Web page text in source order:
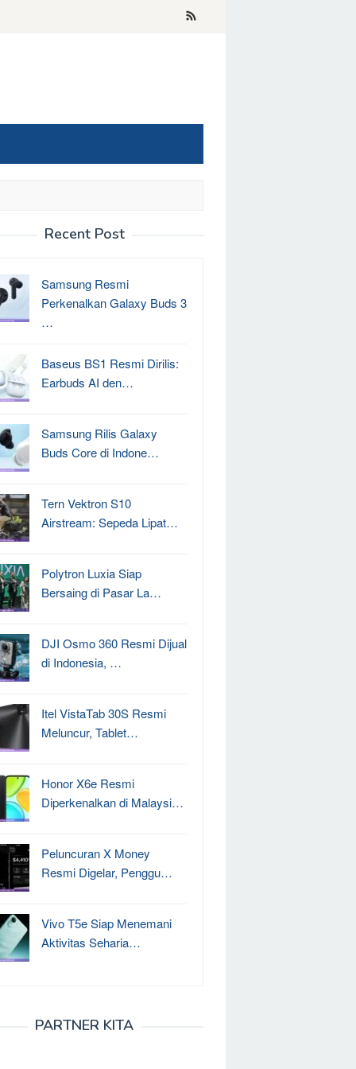
Recent Post
Samsung Resmi
Perkenalkan Galaxy Buds 3
…
Baseus BS1 Resmi Dirilis:
Earbuds AI den…
Samsung Rilis Galaxy
Buds Core di Indone…
Tern Vektron S10
Airstream: Sepeda Lipat…
Polytron Luxia Siap
Bersaing di Pasar La…
DJI Osmo 360 Resmi Dijual
di Indonesia, …
Itel VistaTab 30S Resmi
Meluncur, Tablet…
Honor X6e Resmi
Diperkenalkan di Malaysi…
Peluncuran X Money
Resmi Digelar, Penggu…
Vivo T5e Siap Menemani
Aktivitas Seharia…
PARTNER KITA